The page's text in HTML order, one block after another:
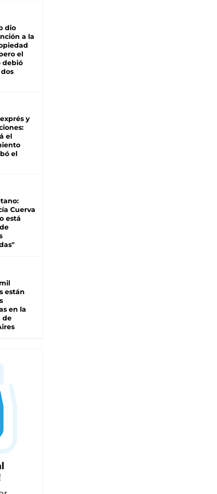
dio
a la
el
debió
y
el
el
Cuerva
está
están
en la
de